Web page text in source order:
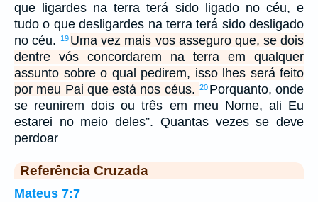
que ligardes na terra terá sido ligado no céu, e
tudo o que desligardes na terra terá sido desligado
no céu.
19 Uma vez mais vos asseguro que, se dois
dentre vós concordarem na terra em qualquer
assunto sobre o qual pedirem, isso lhes será feito
por meu Pai que está nos céus. 20 Porquanto, onde
se reunirem dois ou três em meu Nome, ali Eu
estarei no meio deles”. Quantas vezes se deve
perdoar
Referência Cruzada
Mateus 7:7